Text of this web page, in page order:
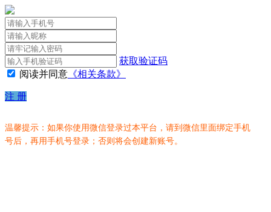
获取验证码
阅读并同意 《相关条款》
注 册
温馨提示：如果你使用微信登录过本平台，请到微信里面绑定手机
号后，再用手机号登录；否则将会创建新账号。